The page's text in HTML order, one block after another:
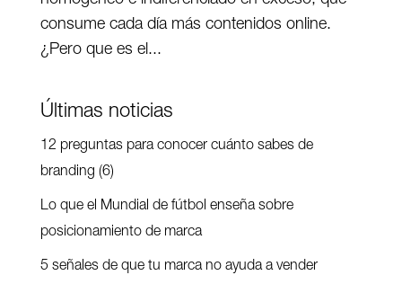
consume cada día más contenidos online.
¿Pero que es el...
Últimas noticias
12 preguntas para conocer cuánto sabes de
branding (6)
Lo que el Mundial de fútbol enseña sobre
posicionamiento de marca
5 señales de que tu marca no ayuda a vender